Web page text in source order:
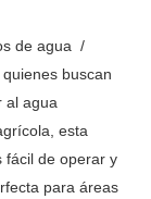
de agua /
buscan
al agua
esta
fácil de operar y
para áreas